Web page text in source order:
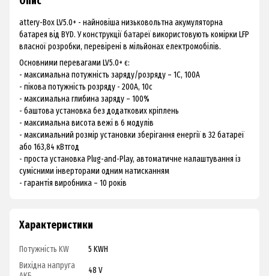
attery-Box LV5.0+ - найновіша низьковольтна акумуляторна
батарея від BYD. У конструкції батареї використовують комірки LFP
власної розробки, перевірені в мільйонах електромобілів.
Основними перевагами LV5.0+ є:
- максимальна потужність заряду/розряду – 1С, 100А
- пікова потужність розряду - 200А, 10с
- максимальна глибина заряду – 100%
- баштова установка без додаткових кріплень
- максимальна висота вежі в 6 модулів
- максимальний розмір установки зберігання енергії в 32 батареї
або 163,84 кВтгод
- проста установка Plug-and-Play, автоматичне налаштування із
сумісними інверторами одним натисканням
- гарантія виробника – 10 років
Характеристики
Потужність KW
5 KWH
Вихідна напруга
48 V